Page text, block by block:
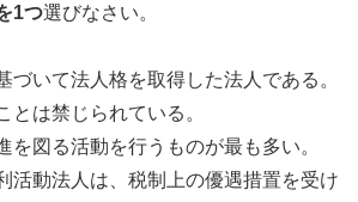
1つ選びなさい。
いて法人格を取得した法人である。
は禁じられている。
図る活動を行うものが最も多い。
動法人は、税制上の優遇措置を受け